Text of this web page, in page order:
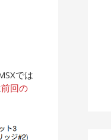
では
前回の